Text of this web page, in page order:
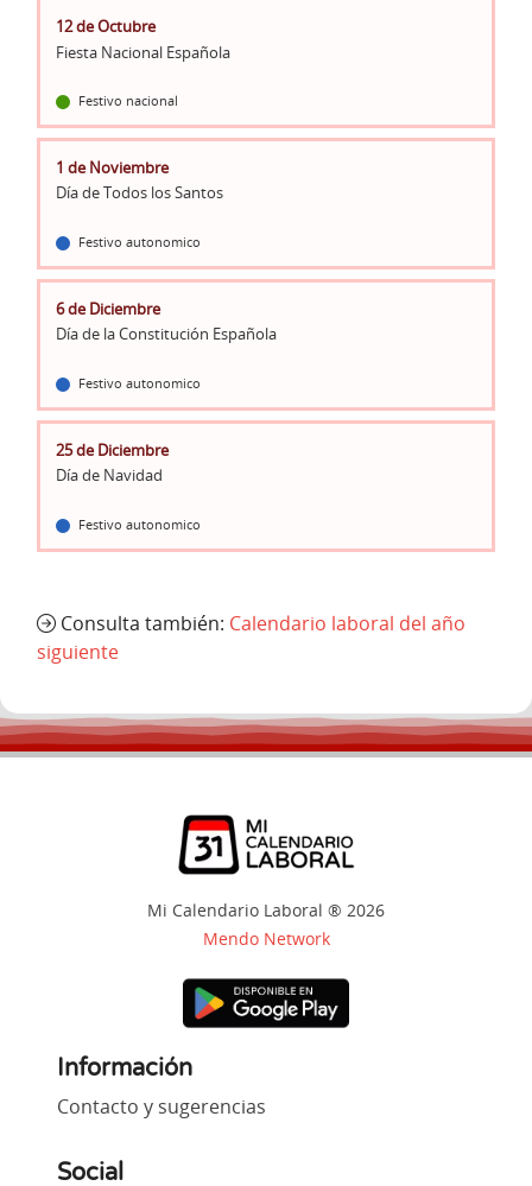
12 de Octubre
Fiesta Nacional Española
Festivo nacional
1 de Noviembre
Día de Todos los Santos
Festivo autonomico
6 de Diciembre
Día de la Constitución Española
Festivo autonomico
25 de Diciembre
Día de Navidad
Festivo autonomico
Consulta también: Calendario laboral del año
siguiente
Mi Calendario Laboral ® 2026
Mendo Network
Información
Contacto y sugerencias
Social